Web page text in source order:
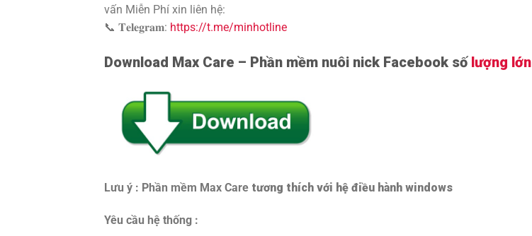
vấn Miễn Phí xin liên hệ:
📞 𝐓𝐞𝐥𝐞𝐠𝐫𝐚𝐦: https://t.me/minhotline
Download Max Care – Phần mềm nuôi nick Facebook số lượng lớn
Lưu ý : Phần mềm Max Care tương thích với hệ điều hành windows
Yêu cầu hệ thống :